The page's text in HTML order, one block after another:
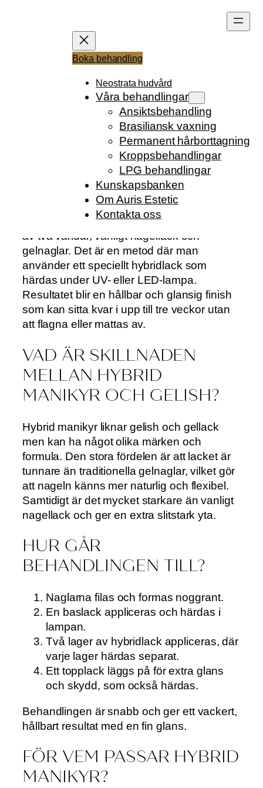
Boka behandling
Neostrata hudvård
Våra behandlingar
Ansiktsbehandling
Brasiliansk vaxning
Permanent hårborttagning
Kroppsbehandlingar
LPG behandlingar
Kunskapsbanken
Om Auris Estetic
Kontakta oss
VAD ÄR HYBRID
MANIKYR
Kunskapsbanken
Hybrid manikyr är en populär
nagelbehandling som kombinerar det bästa
av två världar, vanligt nagellack och
gelnaglar. Det är en metod där man
använder ett speciellt hybridlack som
härdas under UV- eller LED-lampa.
Resultatet blir en hållbar och glansig finish
som kan sitta kvar i upp till tre veckor utan
att flagna eller mattas av.
VAD ÄR SKILLNADEN
MELLAN HYBRID
MANIKYR OCH GELISH?
Hybrid manikyr liknar gelish och gellack
men kan ha något olika märken och
formula. Den stora fördelen är att lacket är
tunnare än traditionella gelnaglar, vilket gör
att nageln känns mer naturlig och flexibel.
Samtidigt är det mycket starkare än vanligt
nagellack och ger en extra slitstark yta.
HUR GÅR
BEHANDLINGEN TILL?
Naglarna filas och formas noggrant.
En baslack appliceras och härdas i
lampan.
Två lager av hybridlack appliceras, där
varje lager härdas separat.
Ett topplack läggs på för extra glans
och skydd, som också härdas.
Behandlingen är snabb och ger ett vackert,
hållbart resultat med en fin glans.
FÖR VEM PASSAR HYBRID
MANIKYR?